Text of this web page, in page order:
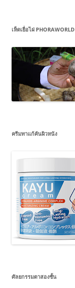
เห็ดเยื่อไผ่ PHORAWORLD
ครีมทาแก้คันผิวหนัง
ศัลยกรรมตาสองชั้น